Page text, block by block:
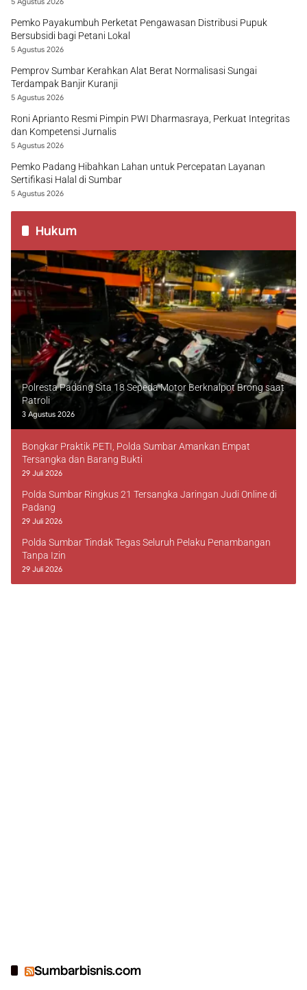
Pemko Payakumbuh Perketat Pengawasan Distribusi Pupuk
Bersubsidi bagi Petani Lokal
5 Agustus 2026
Pemprov Sumbar Kerahkan Alat Berat Normalisasi Sungai
Terdampak Banjir Kuranji
5 Agustus 2026
Roni Aprianto Resmi Pimpin PWI Dharmasraya, Perkuat Integritas
dan Kompetensi Jurnalis
5 Agustus 2026
Pemko Padang Hibahkan Lahan untuk Percepatan Layanan
Sertifikasi Halal di Sumbar
5 Agustus 2026
Hukum
Polresta Padang Sita 18 Sepeda Motor Berknalpot Brong saat
Patroli
3 Agustus 2026
Bongkar Praktik PETI, Polda Sumbar Amankan Empat
Tersangka dan Barang Bukti
29 Juli 2026
Polda Sumbar Ringkus 21 Tersangka Jaringan Judi Online di
Padang
29 Juli 2026
Polda Sumbar Tindak Tegas Seluruh Pelaku Penambangan
Tanpa Izin
29 Juli 2026
Sumbarbisnis.com